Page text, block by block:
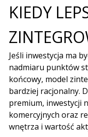
KIEDY
Jeśli inwestycja ma
nadmiaru punktów
końcowy, model
bardziej racjonalny.
premium, inwestycji
komercyjnych oraz
wnętrza i wartość